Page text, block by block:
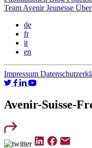
Team Avenir Jeunesse
de
fr
it
en
Impressum
Avenir-Suisse-